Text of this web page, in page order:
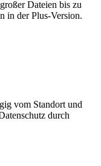
Dateien bis zu
in der Plus-Version.
vom Standort und
durch